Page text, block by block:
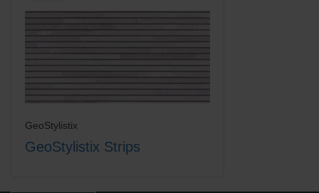
GeoStylistix
GeoStylistix Strips